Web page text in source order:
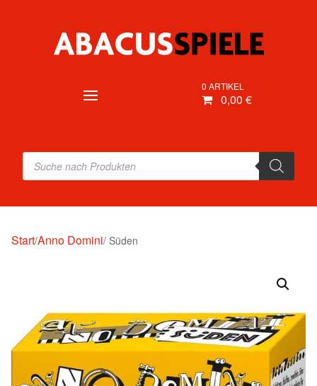
0 ARTIKEL
0,00 €
Products
search
Start/Anno Domini/ Süden